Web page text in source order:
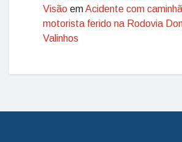
Visão emAcidente com
motorista ferido na Rodovia
Valinhos